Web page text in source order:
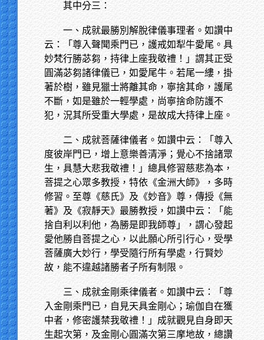
其中分三：
一、成就最勝別解脫律儀事理者。如讚中
云：「尊入聲聞乘門已，護戒如犁牛愛尾。具
妙梵行勝苾芻，持律上座我敬禮！」謂其正受
圓滿苾芻諸律儀已，如愛尾牛。若尾一縷，掛
著於樹，雖見獵士將離其命，寧捨其命，護尾
不斷，如是雖於一輕學處，尚寧捨命防護不
犯，況其所受重大學處，是故成大持律上座。
二、成就菩薩律儀者。如讚中云：「尊入
度彼岸門已，增上意樂善清淨；覺心不捨諸眾
生，具慧大悲我敬禮！」總具修習慈悲為本，
菩提之心眾多教授，特依《金洲大師》，多時
修習。至尊《慈氏》及《妙音》尊，傳授《無
著》及《寂靜天》最勝教授，如讚中云：「能
捨自利以利他，為勝是即我師尊」，謂心發起
愛他勝自菩提之心，以此願心所引行心，受學
菩薩廣大妙行，學受隨行所有學處，行賢妙
故，能不違越諸勝者子所有制限。
三、成就金剛乘律儀者。如讚中云：「尊
入金剛乘門已，自見天具金剛心；瑜伽自在獲
中者，修密護禁我敬禮！」成就觀見自身即天
生起次第，及金剛心圓滿次第三摩地故，總讚